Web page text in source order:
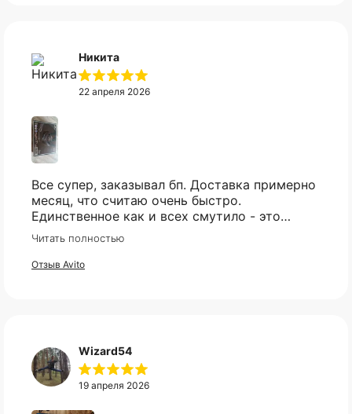
Никита
22 апреля 2026
Все супер, заказывал бп. Доставка примерно
месяц, что считаю очень быстро.
Единственное как и всех смутило - это
оплата, но все прошло гладко. Упакован
товар тоже был хорошо, в двойной коробке
и в пупырке. Трек номер предоставили.
Читать полностью
Отзыв Avito
Wizard54
19 апреля 2026